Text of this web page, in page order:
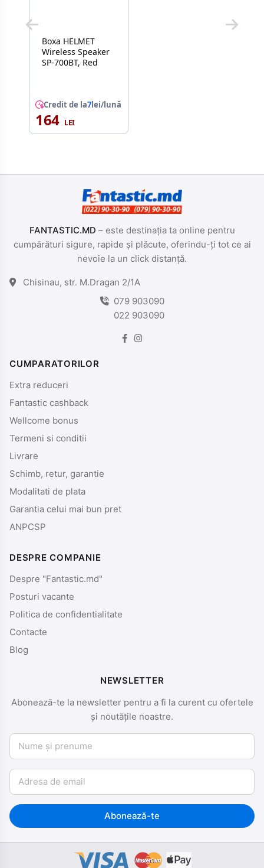
Boxa HELMET
Wireless Speaker
SP-700BT, Red
Credit de la7lei/lună
164
FANTASTIC.MD – este destinația ta online pentru
cumpărături sigure, rapide și plăcute, oferindu-ți tot ce ai
nevoie la un click distanță.
Chisinau, str. M.Dragan 2/1A
079 903090
022 903090
CUMPARATORILOR
Extra reduceri
Fantastic cashback
Wellcome bonus
Termeni si conditii
Livrare
Schimb, retur, garantie
Modalitati de plata
Garantia celui mai bun pret
ANPCSP
DESPRE COMPANIE
Despre "Fantastic.md"
Posturi vacante
Politica de confidentialitate
Contacte
Blog
NEWSLETTER
Abonează-te la newsletter pentru a fi la curent cu ofertele
și noutățile noastre.
Nume și prenume
Email
Abonează-te